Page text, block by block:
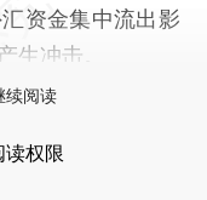
资金集中流出影
生冲击。
续阅读
读权限